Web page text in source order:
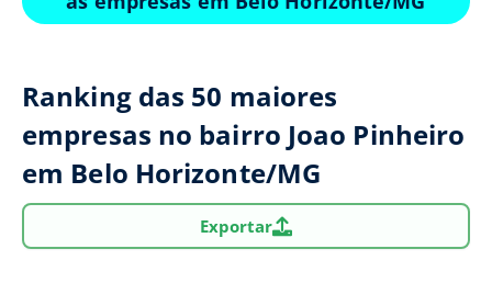
Ranking das 50 maiores
empresas no bairro Joao Pinheiro
em Belo Horizonte/MG
Exportar